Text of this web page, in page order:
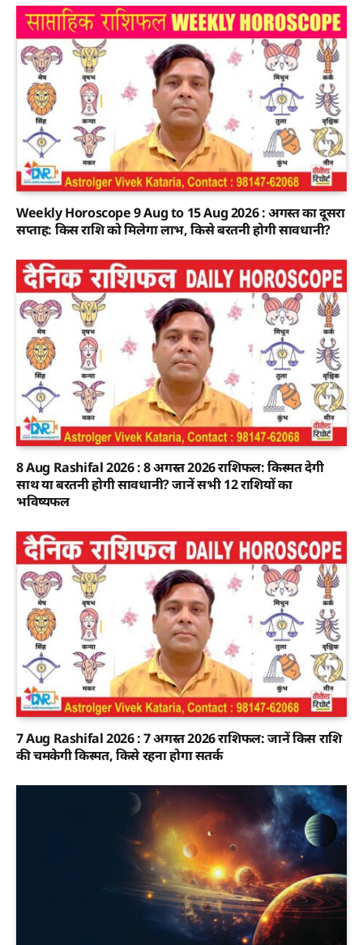
Weekly Horoscope 9 Aug to 15 Aug 2026 : अगस्त का दूसरा
सप्ताह: किस राशि को मिलेगा लाभ, किसे बरतनी होगी सावधानी?
8 Aug Rashifal 2026 : 8 अगस्त 2026 राशिफल: किस्मत देगी
साथ या बरतनी होगी सावधानी? जानें सभी 12 राशियों का
भविष्यफल
7 Aug Rashifal 2026 : 7 अगस्त 2026 राशिफल: जानें किस राशि
की चमकेगी किस्मत, किसे रहना होगा सतर्क